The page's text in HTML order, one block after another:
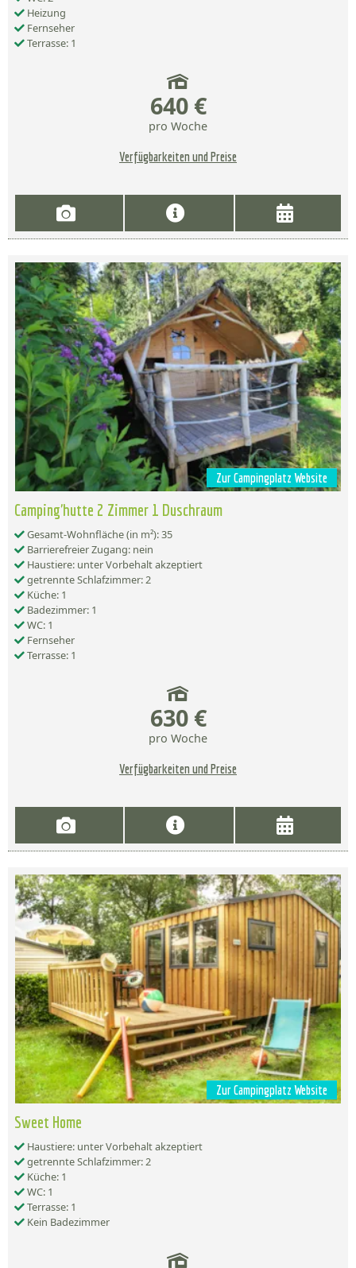
Heizung
Fernseher
Terrasse: 1
640 €
pro Woche
Verfügbarkeiten und Preise
Zur Campingplatz Website
Camping'hutte 2 Zimmer 1 Duschraum
Gesamt-Wohnfläche (in m²): 35
Barrierefreier Zugang: nein
Haustiere: unter Vorbehalt akzeptiert
getrennte Schlafzimmer: 2
Küche: 1
Badezimmer: 1
WC: 1
Fernseher
Terrasse: 1
630 €
pro Woche
Verfügbarkeiten und Preise
Zur Campingplatz Website
Sweet Home
Haustiere: unter Vorbehalt akzeptiert
getrennte Schlafzimmer: 2
Küche: 1
WC: 1
Terrasse: 1
Kein Badezimmer